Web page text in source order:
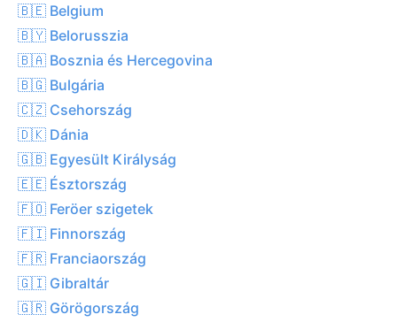
🇧🇪 Belgium
🇧🇾 Belorusszia
🇧🇦 Bosznia és Hercegovina
🇧🇬 Bulgária
🇨🇿 Csehország
🇩🇰 Dánia
🇬🇧 Egyesült Királyság
🇪🇪 Észtország
🇫🇴 Feröer szigetek
🇫🇮 Finnország
🇫🇷 Franciaország
🇬🇮 Gibraltár
🇬🇷 Görögország